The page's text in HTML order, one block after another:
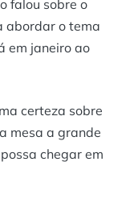
falou sobre o
abordar o tema
em janeiro ao
certeza sobre
mesa a grande
chegar em